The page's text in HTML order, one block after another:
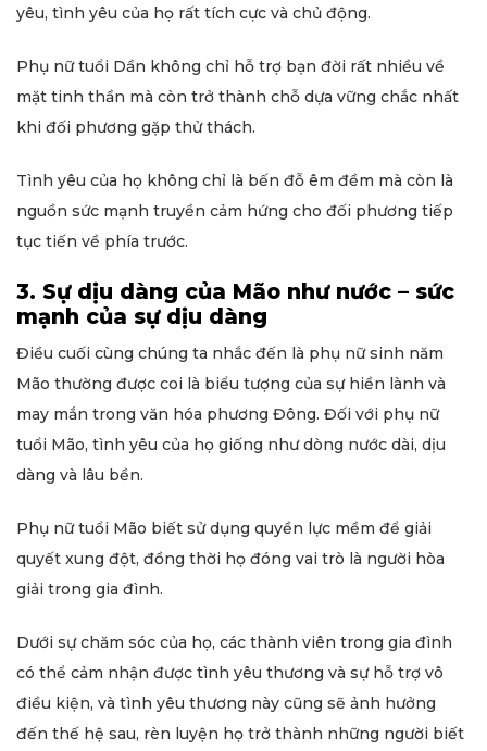
yêu, tình yêu của họ rất tích cực và chủ động.
Phụ nữ tuổi Dần không chỉ hỗ trợ bạn đời rất nhiều về
mặt tinh thần mà còn trở thành chỗ dựa vững chắc nhất
khi đối phương gặp thử thách.
Tình yêu của họ không chỉ là bến đỗ êm đềm mà còn là
nguồn sức mạnh truyền cảm hứng cho đối phương tiếp
tục tiến về phía trước.
3. Sự dịu dàng của Mão như nước – sức
mạnh của sự dịu dàng
Điều cuối cùng chúng ta nhắc đến là phụ nữ sinh năm
Mão thường được coi là biểu tượng của sự hiền lành và
may mắn trong văn hóa phương Đông. Đối với phụ nữ
tuổi Mão, tình yêu của họ giống như dòng nước dài, dịu
dàng và lâu bền.
Phụ nữ tuổi Mão biết sử dụng quyền lực mềm để giải
quyết xung đột, đồng thời họ đóng vai trò là người hòa
giải trong gia đình.
Dưới sự chăm sóc của họ, các thành viên trong gia đình
có thể cảm nhận được tình yêu thương và sự hỗ trợ vô
điều kiện, và tình yêu thương này cũng sẽ ảnh hưởng
đến thế hệ sau, rèn luyện họ trở thành những người biết